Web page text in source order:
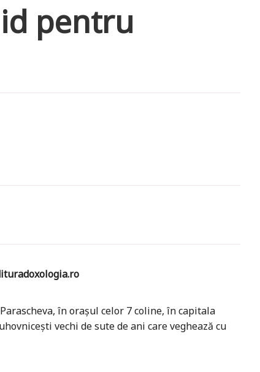
pentru
în orașul celor 7 coline, în capitala
vechi de sute de ani care veghează cu